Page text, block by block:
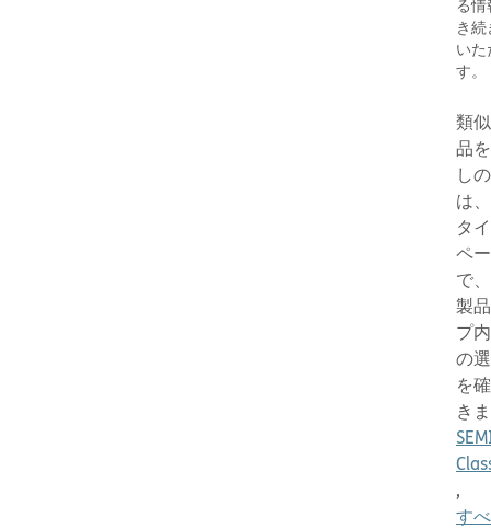
る
き
い
す。
類
品
し
は
タ
ペ
で
製
プ
の
を
き
,
す